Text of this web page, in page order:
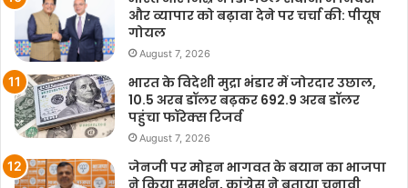
और व्यापार को बढ़ावा देने पर चर्चा की: पीयूष
गोयल
August 7, 2026
भारत के विदेशी मुद्रा भंडार में जोरदार उछाल,
10.5 अरब डॉलर बढ़कर 692.9 अरब डॉलर
पहुंचा फॉरेक्स रिजर्व
August 7, 2026
जेनजी पर मोहन भागवत के बयान का भाजपा
ने किया समर्थन, कांग्रेस ने बताया चुनावी